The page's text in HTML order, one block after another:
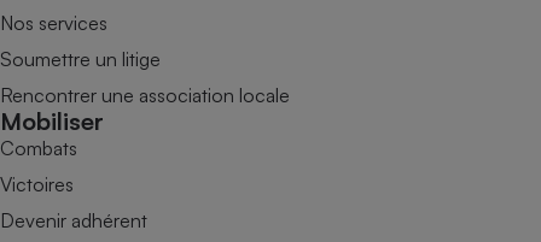
Nos services
Soumettre un litige
Rencontrer une association locale
Mobiliser
Combats
Victoires
Devenir adhérent